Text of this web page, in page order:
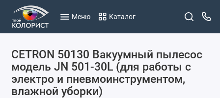
Меню Каталог
CETRON 50130 Вакуумный пылесос
модель JN 501-30L (для работы с
электро и пневмоинструментом,
влажной уборки)